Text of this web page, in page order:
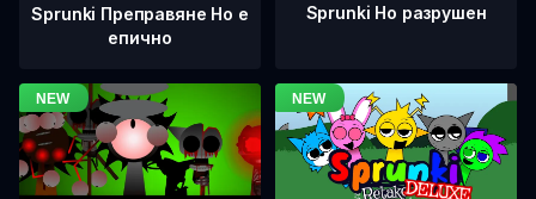
Sprunki Преправяне Но е
епично
Sprunki Но разрушен